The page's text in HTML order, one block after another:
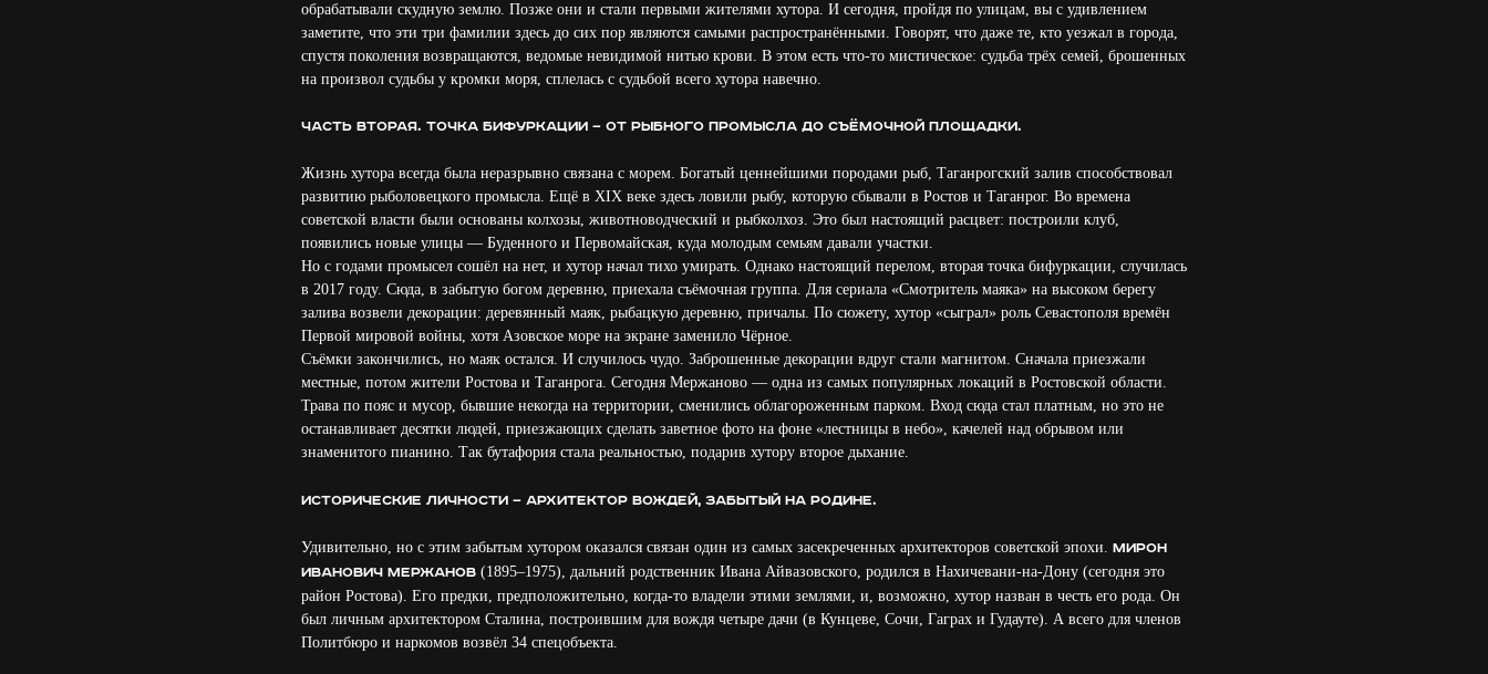
обрабатывали скудную землю. Позже они и стали первыми жителями хутора. И сегодня, пройдя по улицам, вы с удивлением
заметите, что эти три фамилии здесь до сих пор являются самыми распространёнными. Говорят, что даже те, кто уезжал в города,
спустя поколения возвращаются, ведомые невидимой нитью крови. В этом есть что-то мистическое: судьба трёх семей, брошенных
на произвол судьбы у кромки моря, сплелась с судьбой всего хутора навечно.
Часть вторая. Точка бифуркации — от рыбного промысла до съёмочной площадки.
Жизнь хутора всегда была неразрывно связана с морем. Богатый ценнейшими породами рыб, Таганрогский залив способствовал
развитию рыболовецкого промысла. Ещё в XIX веке здесь ловили рыбу, которую сбывали в Ростов и Таганрог. Во времена
советской власти были основаны колхозы, животноводческий и рыбколхоз. Это был настоящий расцвет: построили клуб,
появились новые улицы — Буденного и Первомайская, куда молодым семьям давали участки.
Но с годами промысел сошёл на нет, и хутор начал тихо умирать. Однако настоящий перелом, вторая точка бифуркации, случилась
в 2017 году. Сюда, в забытую богом деревню, приехала съёмочная группа. Для сериала «Смотритель маяка» на высоком берегу
залива возвели декорации: деревянный маяк, рыбацкую деревню, причалы. По сюжету, хутор «сыграл» роль Севастополя времён
Первой мировой войны, хотя Азовское море на экране заменило Чёрное.
Съёмки закончились, но маяк остался. И случилось чудо. Заброшенные декорации вдруг стали магнитом. Сначала приезжали
местные, потом жители Ростова и Таганрога. Сегодня Мержаново — одна из самых популярных локаций в Ростовской области.
Трава по пояс и мусор, бывшие некогда на территории, сменились облагороженным парком. Вход сюда стал платным, но это не
останавливает десятки людей, приезжающих сделать заветное фото на фоне «лестницы в небо», качелей над обрывом или
знаменитого пианино. Так бутафория стала реальностью, подарив хутору второе дыхание.
Исторические личности — архитектор вождей, забытый на родине.
Удивительно, но с этим забытым хутором оказался связан один из самых засекреченных архитекторов советской эпохи. Мирон
Иванович Мержанов (1895–1975), дальний родственник Ивана Айвазовского, родился в Нахичевани-на-Дону (сегодня это
район Ростова). Его предки, предположительно, когда-то владели этими землями, и, возможно, хутор назван в честь его рода. Он
был личным архитектором Сталина, построившим для вождя четыре дачи (в Кунцеве, Сочи, Гаграх и Гудауте). А всего для членов
Политбюро и наркомов возвёл 34 спецобъекта.